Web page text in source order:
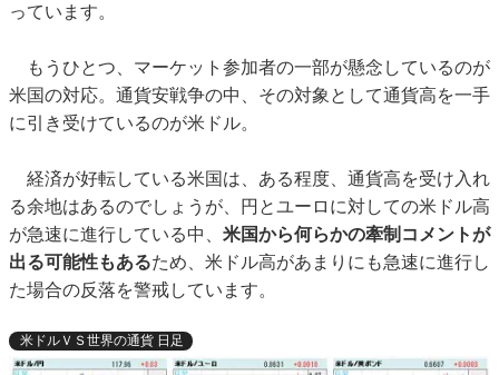
っています。
もうひとつ、マーケット参加者の一部が懸念しているのが
米国の対応。通貨安戦争の中、その対象として通貨高を一手
に引き受けているのが米ドル。
経済が好転している米国は、ある程度、通貨高を受け入れ
る余地はあるのでしょうが、円とユーロに対しての米ドル高
が急速に進行している中、 米国から何らかの牽制コメントが
出る可能性もあるため、米ドル高があまりにも急速に進行し
た場合の反落を警戒しています。
米ドルＶＳ世界の通貨 日足